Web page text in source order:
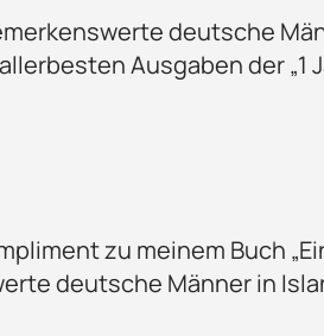
deutsche
Ausgaben der „1
zu meinem Buch
deutsche Männer in